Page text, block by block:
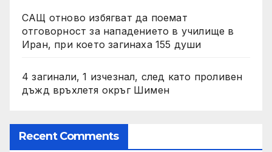
САЩ отново избягват да поемат
отговорност за нападението в училище в
Иран, при което загинаха 155 души
4 загинали, 1 изчезнал, след като проливен
дъжд връхлетя окръг Шимен
Recent Comments